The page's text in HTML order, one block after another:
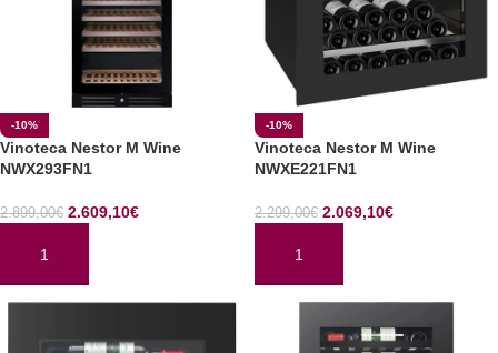
-10%
Vinoteca Nestor M Wine
NWX293FN1
2.899,00€ 2.609,10€
AÑADIR AL CARRITO
-10%
Vinoteca Nestor M Wine
NWXE221FN1
2.299,00€ 2.069,10€
AÑADIR AL CARRITO